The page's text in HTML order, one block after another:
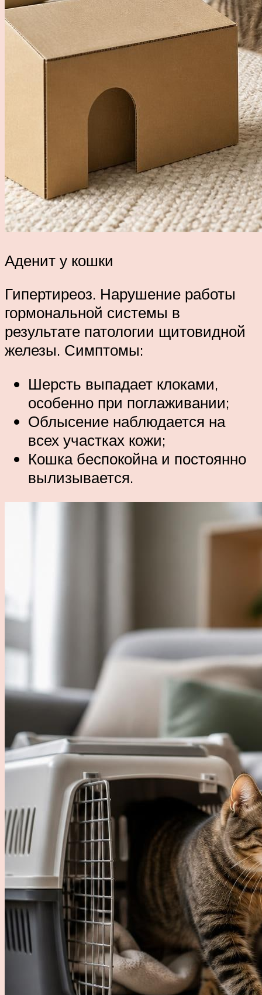
Аденит у кошки
Гипертиреоз. Нарушение работы
гормональной системы в
результате патологии щитовидной
железы. Симптомы:
Шерсть выпадает клоками,
особенно при поглаживании;
Облысение наблюдается на
всех участках кожи;
Кошка беспокойна и постоянно
вылизывается.